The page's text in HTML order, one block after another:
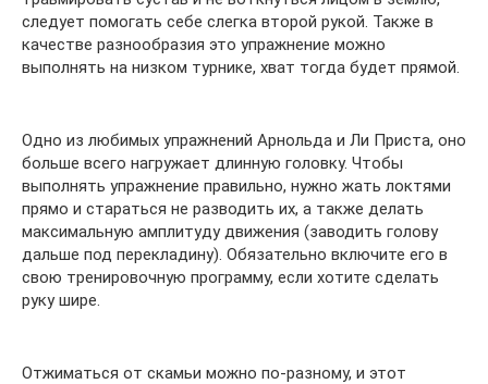
следует помогать себе слегка второй рукой. Также в
качестве разнообразия это упражнение можно
выполнять на низком турнике, хват тогда будет прямой.
Одно из любимых упражнений Арнольда и Ли Приста, оно
больше всего нагружает длинную головку. Чтобы
выполнять упражнение правильно, нужно жать локтями
прямо и стараться не разводить их, а также делать
максимальную амплитуду движения (заводить голову
дальше под перекладину). Обязательно включите его в
свою тренировочную программу, если хотите сделать
руку шире.
Отжиматься от скамьи можно по-разному, и этот